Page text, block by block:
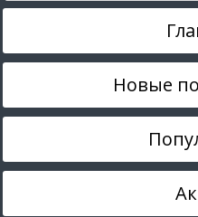
Новые